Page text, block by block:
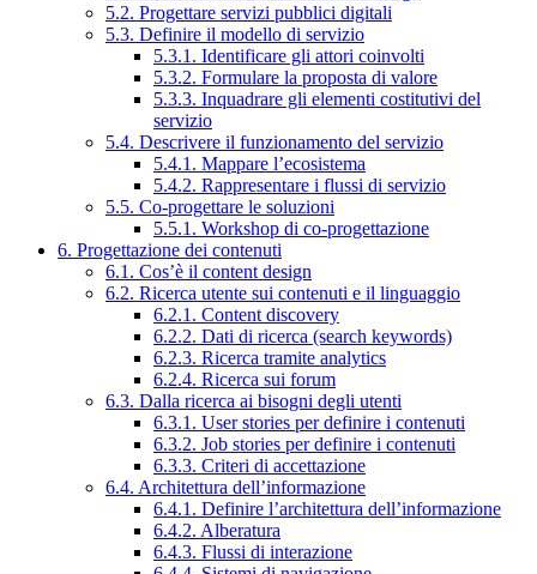
5.2. Progettare servizi pubblici digitali
5.3. Definire il modello di servizio
5.3.1. Identificare gli attori coinvolti
5.3.2. Formulare la proposta di valore
5.3.3. Inquadrare gli elementi costitutivi del
servizio
5.4. Descrivere il funzionamento del servizio
5.4.1. Mappare l’ecosistema
5.4.2. Rappresentare i flussi di servizio
5.5. Co-progettare le soluzioni
5.5.1. Workshop di co-progettazione
6. Progettazione dei contenuti
6.1. Cos’è il content design
6.2. Ricerca utente sui contenuti e il linguaggio
6.2.1. Content discovery
6.2.2. Dati di ricerca (search keywords)
6.2.3. Ricerca tramite analytics
6.2.4. Ricerca sui forum
6.3. Dalla ricerca ai bisogni degli utenti
6.3.1. User stories per definire i contenuti
6.3.2. Job stories per definire i contenuti
6.3.3. Criteri di accettazione
6.4. Architettura dell’informazione
6.4.1. Definire l’architettura dell’informazione
6.4.2. Alberatura
6.4.3. Flussi di interazione